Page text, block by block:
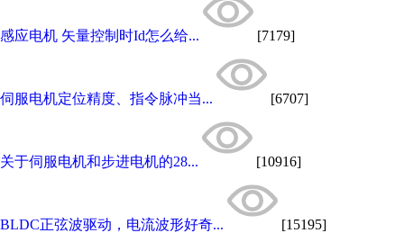
感应电机 矢量控制时Id怎么给... [7179]
伺服电机定位精度、指令脉冲当... [6707]
关于伺服电机和步进电机的28... [10916]
BLDC正弦波驱动，电流波形好奇... [15195]